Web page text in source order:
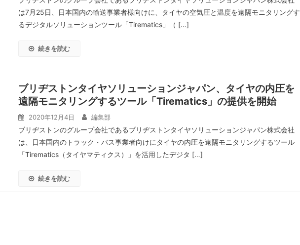
は7月25日、日本国内の輸送事業者様向けに、タイヤの空気圧と温度を遠隔モニタリングす
るデジタルソリューションツール「Tirematics」（ […]
続きを読む
ブリヂストンタイヤソリューションジャパン、タイヤの内圧を
遠隔モニタリングするツール「Tirematics」の提供を開始
2020年12月4日 編集部
ブリヂストンのグループ会社であるブリヂストンタイヤソリューションジャパン株式会社
は、日本国内のトラック・バス事業者向けにタイヤの内圧を遠隔モニタリングするツール
「Tirematics（タイヤマティクス）」を活用したデジタ […]
続きを読む